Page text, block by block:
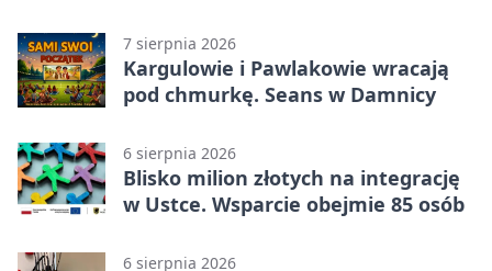
7 sierpnia 2026
Kargulowie i Pawlakowie wracają
pod chmurkę. Seans w Damnicy
6 sierpnia 2026
Blisko milion złotych na integrację
w Ustce. Wsparcie obejmie 85 osób
6 sierpnia 2026